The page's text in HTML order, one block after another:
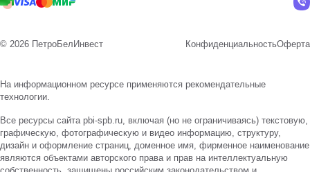
© 2026 ПетроБелИнвест КонфиденциальностьОферта
На информационном ресурсе применяются рекомендательные
технологии.
Все ресурсы сайта pbi-spb.ru, включая (но не ограничиваясь) текстовую,
графическую, фотографическую и видео информацию, структуру,
дизайн и оформление страниц, доменное имя, фирменное наименование
являются объектами авторского права и прав на интеллектуальную